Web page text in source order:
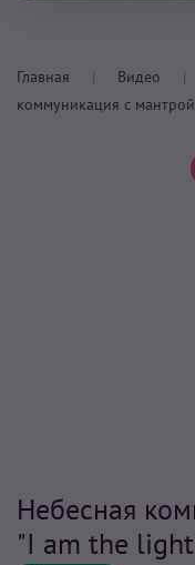
Главная Видео
коммуникация с
Небесная
"I am the